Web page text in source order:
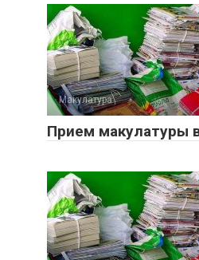
Макулатура
Прием макулатуры